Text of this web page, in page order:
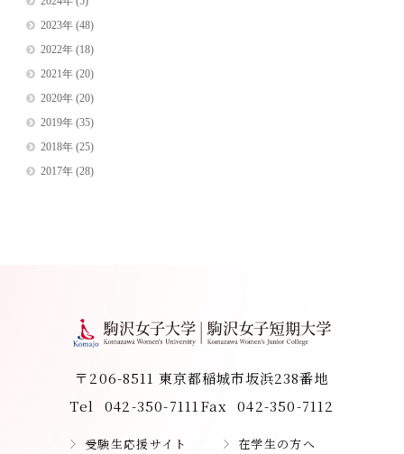
2023年(48)
2022年(18)
2021年(20)
2020年(20)
2019年(35)
2018年(25)
2017年(28)
〒206-8511 東京都稲城市坂浜238番地
Tel
042-350-7111 Fax 042-350-7112
受験生応援サイト
在学生の方へ